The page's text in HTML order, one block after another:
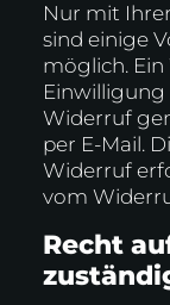
Nur mit
sind einige
möglich.
Einwilligung
Widerruf
per E-Mail.
Widerruf
vom
Recht